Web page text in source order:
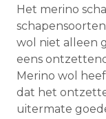
Het merino
wol niet alleen
eens
Merino wol
dat het
uitermate